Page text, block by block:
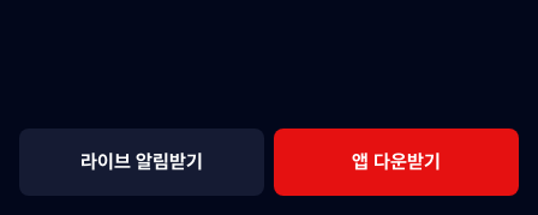
라이브 알림받기 앱 다운받기